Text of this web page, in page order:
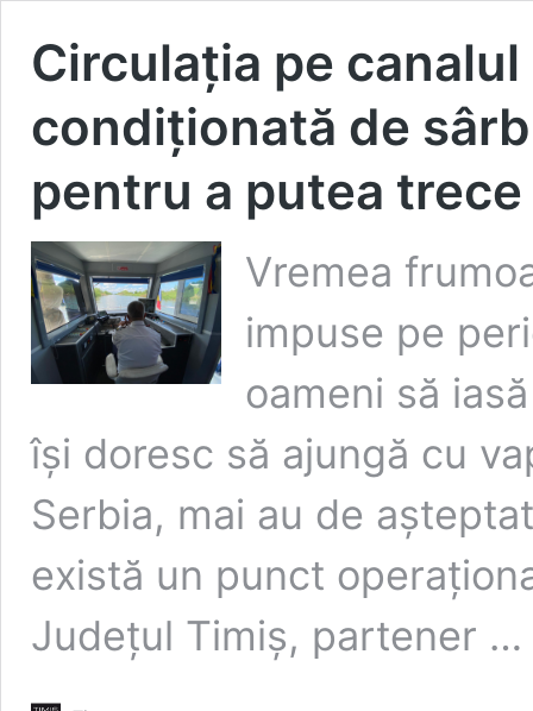
Circulația pe
condiționată de
pentru a putea
Vremea
impuse pe
oameni să
își doresc să ajungă cu
Serbia, mai au de
există un punct
Județul Timiș, partener …